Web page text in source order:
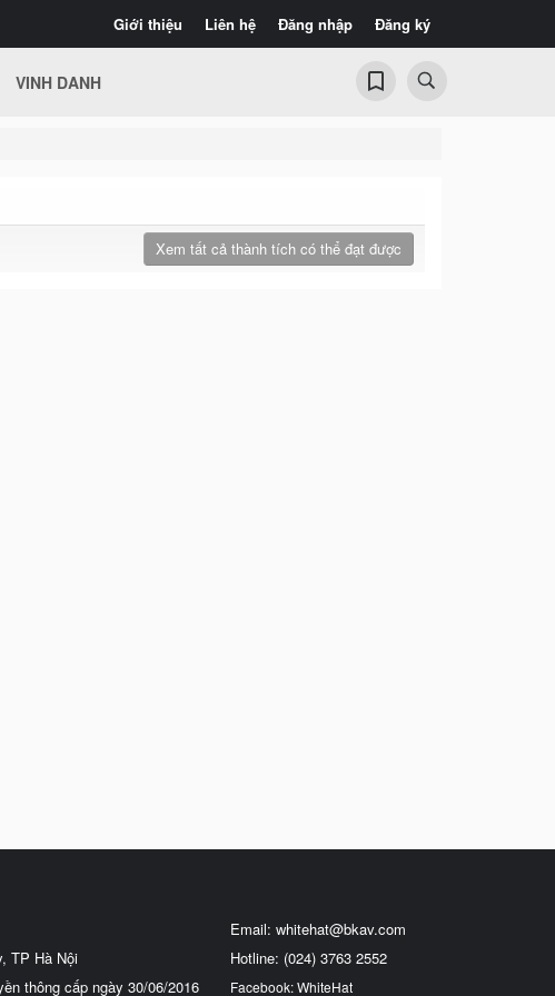
Giới thiệu Liên hệ Đăng nhập Đăng ký
VINH DANH
Xem tất cả thành tích có thể đạt được
TP Hà Nội
thông cấp ngày 30/06/2016
Email: whitehat@bkav.com
Hotline: (024) 3763 2552
Facebook: WhiteHat